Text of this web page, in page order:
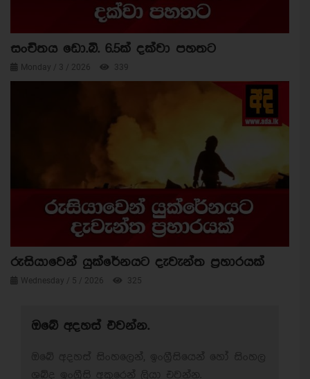
සංචිතය ඩො.බි. 6.5ක් දක්වා පහතට
Monday / 3 / 2026 339
රුසියාවෙන් යුක්රේනයට දැවැන්ත ප්‍රහාරයක්
Wednesday / 5 / 2026 325
ඔබේ අදහස් එවන්න.